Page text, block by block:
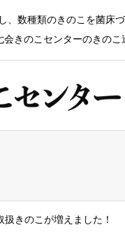
、数種類のきのこを菌床
きのこセンターのきの
扱きのこが増えました！